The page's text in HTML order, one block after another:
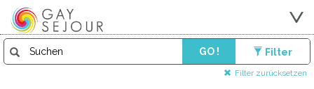
GO ! Filter
Filter zurücksetzen